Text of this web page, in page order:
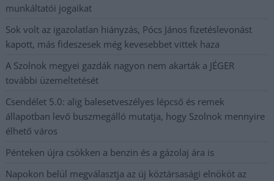
munkáltatói jogaikat
Sok volt az igazolatlan hiányzás, Pócs János fizetéslevonást
kapott, más fideszesek még kevesebbet vittek haza
A Szolnok megyei gazdák nagyon nem akarták a JÉGER
további üzemeltetését
Csendélet 5.0: alig balesetveszélyes lépcső és remek
állapotban levő buszmegálló mutatja, hogy Szolnok mennyire
élhető város
Pénteken újra csökken a benzin és a gázolaj ára is
Napokon belül megválasztja az új köztársasági elnököt az